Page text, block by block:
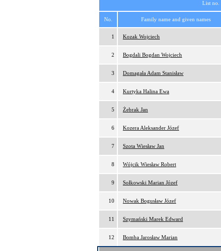
List
No. Family name and given names
1 Kozak Wojciech
2 Bogdali Bogdan Wojciech
3 Domagała Adam Stanisław
4 Kurtyka Halina Ewa
5 Żebrak Jan
6 Kozera Aleksander Józef
7 Szota Wiesław Jan
8 Wójcik Wiesław Robert
9 Sołkowski Marian Józef
10 Nowak Bogusław Józef
11 Szymański Marek Edward
12 Bomba Jarosław Marian